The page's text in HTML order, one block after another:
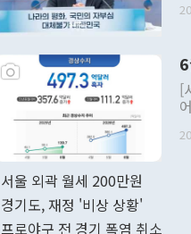
다. [정동영 통일부 장관이
[
료=한
서울 외곽 월세 200만원
경기도, 재정 '비상 상황'
프로야구 전 경기 폭염 취소